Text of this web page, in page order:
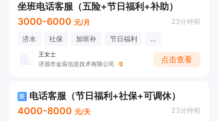
坐班电话客服（五险+节日福利+补助）
3000-6000 元/月 23分钟前
济水 社保 加班补 节日福利 ...
王女士
济源市金宸信息技术有限公司
点击查看
兼 电话客服（节日福利+社保+可调休）
4000-8000 元/天 23分钟前